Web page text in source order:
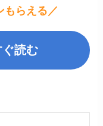
もらえる／
読む